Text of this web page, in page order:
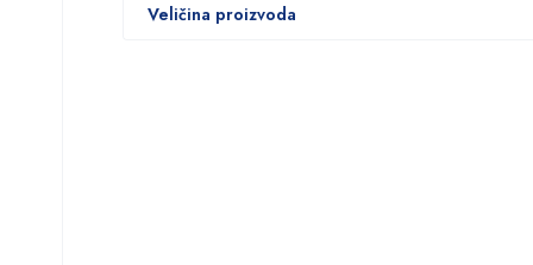
Veličina proizvoda